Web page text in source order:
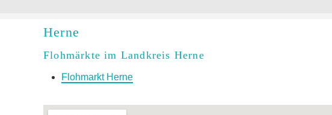
Herne
Flohmärkte im Landkreis Herne
Flohmarkt Herne